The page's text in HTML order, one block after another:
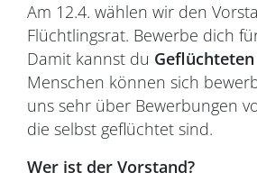
Am 12.4. wählen wir den
Flüchtlingsrat. Bewerbe dich
Damit kannst du
Menschen können sich
uns sehr über Bewerbungen
die selbst geflüchtet sind.
Wer ist der Vorstand?